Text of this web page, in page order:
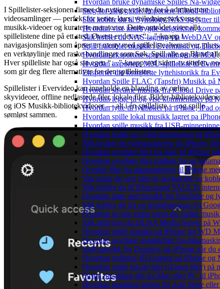
Hvordan bruke dynamiske Spilles Nå-
Steg-for-steg guide: Importere iCloud-
Slik kobler du til Synology NAS og lytter
Hvordan vise innebygde sangtekster,
Slik kobler du NAS-lagring via WebDAV
Spill frakoblet musikk i Evermusic og
Hvordan eksportere sporsamlingen til
Hvordan importere M3U-spilleliste til
Eksporter din komplette lyttehistorikk fra
Hvordan Spille FLAC (Tapsfri) Musikk på
Hvordan streame musikk fra iCloud Drive
Hvordan legge til og vise kommentarer på
Hvordan lytte til lydbøker på iPhone, iPad
Hvordan spille lokal musikk lagret pa
Hvordan spille musikk fra USB-
Hvordan koble en USB-flashstasjon til
Slik bruker du lydequalizeren på iPhone,
Hvordan overføre filer fra Mac til iPhone
Hvordan overføre filer trådløst fra en
Overfør filer fra datamaskinen til iPhone
Slik laster du opp filer til skylagring og
Slik kobler du til Bluesound VAULTs
Hvordan laste ned musikk fra YouTube og
Slik kobler du fra en tredjepartsapp fra
Hvordan ta opp video mens du spiller
Slik aktiverer du DLNA Media Server på
Hvordan spille musikk på iPhone fra WD
Hvordan overføre musikkfiler fra
Spill musikk fra Dropbox på iPhone når du
Hvordan redigere ID3-tagger på iPhone og
Hvordan spille lokale filer (iTunes-filer) på
Strøm musikken din fra Mac eller PC til
Hvordan installere appen fra App Store
I Spillelister-seksjonen finner du nyttige verktøy for å administrere
videosamlinger — perfekt for serier, kurs, veiledningssekvenser,
musikk-videoer og kuraterte maratoner. Dette området viser alle
spillelistene dine på ett sted. Øverst er det en “…"-knapp i
navigasjonslinjen som åpner en meny med spillelistealternativer, pluss
en verktøylinje med raske handlinger som Søk, Spill alle og Bland
Hver spilleliste har også sin egen “…"-knapp ved siden av tittelen,
som gir deg flere alternativer for den spillelisten.
Spillelister i Evervideo kan inneholde en blanding av online
skyvideoer, offline nedlastede filer, lokale filer, Bilder-
og iOS Musikk-bibliotekvideoer — alt i én spilleliste — og spille
sømløst sammen.